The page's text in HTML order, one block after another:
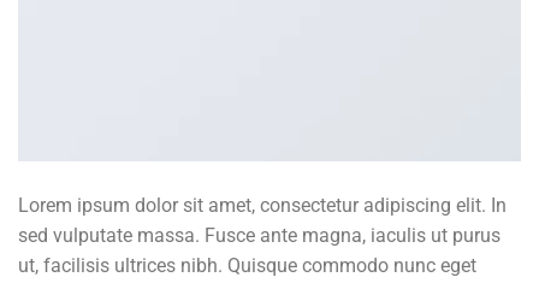
Lorem ipsum dolor sit amet, consectetur adipiscing elit. In
sed vulputate massa. Fusce ante magna, iaculis ut purus
ut, facilisis ultrices nibh. Quisque commodo nunc eget